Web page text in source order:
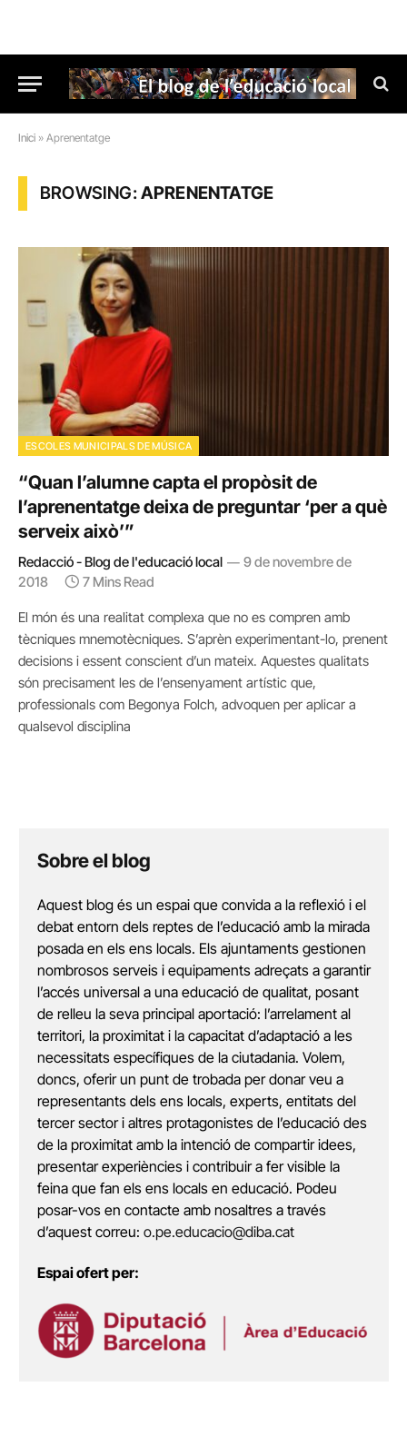
Inici » Aprenentatge
BROWSING:APRENENTATGE
ESCOLES MUNICIPALS DE MÚSICA
“Quan l’alumne capta el propòsit de
l’aprenentatge deixa de preguntar ‘per a què
serveix això’”
Redacció - Blog de l'educació local
9 de novembre de
2018
7 Mins Read
El món és una realitat complexa que no es compren amb
tècniques mnemotècniques. S’aprèn experimentant-lo, prenent
decisions i essent conscient d’un mateix. Aquestes qualitats
són precisament les de l’ensenyament artístic que,
professionals com Begonya Folch, advoquen per aplicar a
qualsevol disciplina
Sobre el blog
Aquest blog és un espai que convida a la reflexió i el
debat entorn dels reptes de l’educació amb la mirada
posada en els ens locals. Els ajuntaments gestionen
nombrosos serveis i equipaments adreçats a garantir
l’accés universal a una educació de qualitat, posant
de relleu la seva principal aportació: l’arrelament al
territori, la proximitat i la capacitat d’adaptació a les
necessitats específiques de la ciutadania. Volem,
doncs, oferir un punt de trobada per donar veu a
representants dels ens locals, experts, entitats del
tercer sector i altres protagonistes de l’educació des
de la proximitat amb la intenció de compartir idees,
presentar experiències i contribuir a fer visible la
feina que fan els ens locals en educació. Podeu
posar-vos en contacte amb nosaltres a través
d’aquest correu: o.pe.educacio@diba.cat
Espai ofert per: